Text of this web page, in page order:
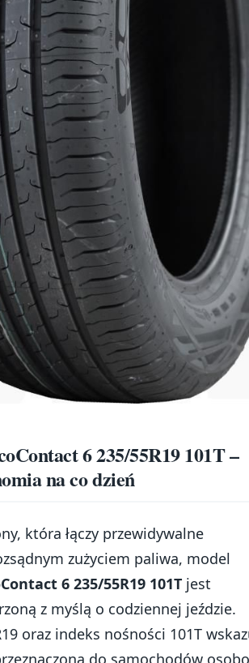
6 235/55R19 101T –
na co dzień
która łączy przewidywalne
zużyciem paliwa, model
6 235/55R19 101T jest
z myślą o codziennej jeździe.
oraz indeks nośności 101T
do samochodów